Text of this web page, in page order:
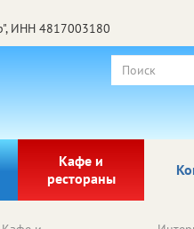
ИНН 4817003180
Кафе и
рестораны